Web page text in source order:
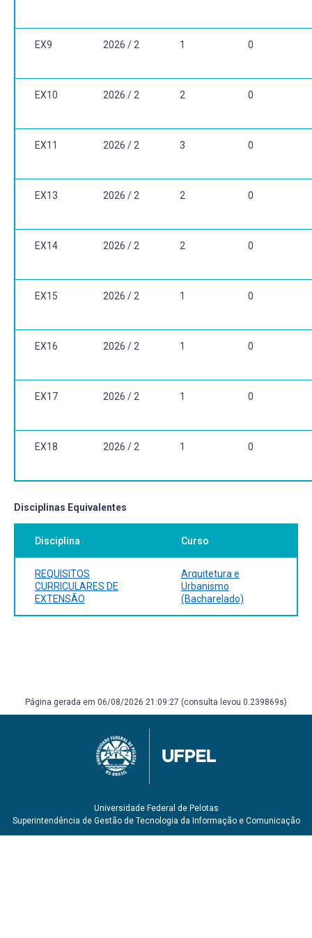
EX9 2026 / 2 1 0
EX10 2026 / 2 2 0
EX11 2026 / 2 3 0
EX13 2026 / 2 2 0
EX14 2026 / 2 2 0
EX15 2026 / 2 1 0
EX16 2026 / 2 1 0
EX17 2026 / 2 1 0
EX18 2026 / 2 1 0
Disciplinas Equivalentes
Disciplina Curso
REQUISITOS
CURRICULARES DE
EXTENSÃO
Arquitetura e
Urbanismo
(Bacharelado)
Página gerada em 06/08/2026 21:09:27 (consulta levou 0.239869s)
Universidade Federal de Pelotas
Superintendência de Gestão de Tecnologia da Informação e Comunicação